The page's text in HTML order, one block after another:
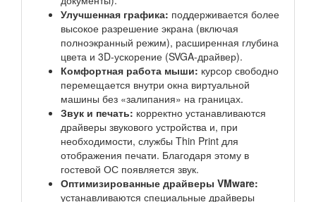
Улучшенная графика: поддерживается более
высокое разрешение экрана (включая
полноэкранный режим), расширенная глубина
цвета и 3D-ускорение (SVGA-драйвер).
Комфортная работа мыши: курсор свободно
перемещается внутри окна виртуальной
машины без «залипания» на границах.
Звук и печать: корректно устанавливаются
драйверы звукового устройства и, при
необходимости, службы Thin Print для
отображения печати. Благодаря этому в
гостевой ОС появляется звук.
Оптимизированные драйверы VMware:
устанавливаются специальные драйверы